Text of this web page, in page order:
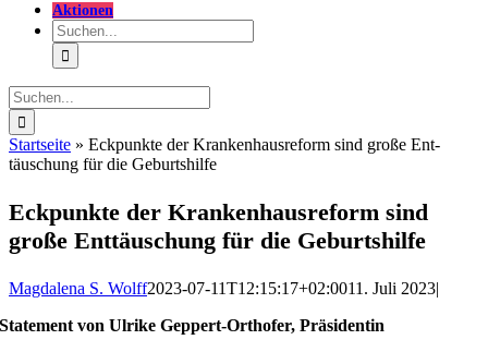
Aktionen
Suche
nach:
Suche
nach:
Startseite » Eckpunkte der Kranken­haus­reform sind große Ent­
täuschung für die Geburts­hilfe
Eckpunkte der Kranken­haus­reform sind
große Ent­täuschung für die Geburts­hilfe
Magdalena S. Wolff2023-07-11T12:15:17+02:0011. Juli 2023|
Statement von Ulrike Geppert-Orthofer, Präsidentin